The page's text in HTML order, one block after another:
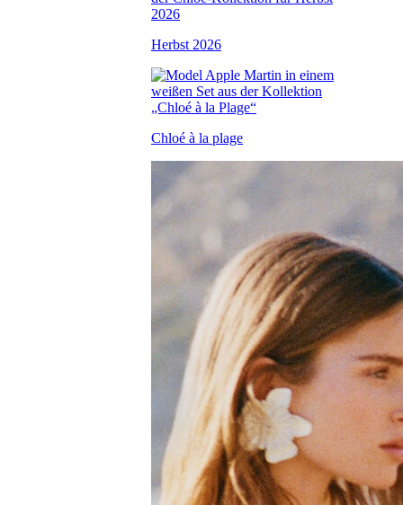
Herbst 2026
Chloé à la plage